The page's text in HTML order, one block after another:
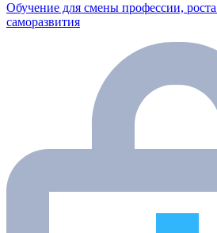
Обучение для смены профессии, роста
саморазвития